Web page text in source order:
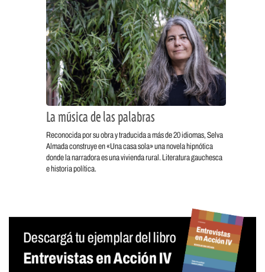
La música de las palabras
Reconocida por su obra y traducida a más de 20 idiomas, Selva
Almada construye en «Una casa sola» una novela hipnótica
donde la narradora es una vivienda rural. Literatura gauchesca
e historia política.